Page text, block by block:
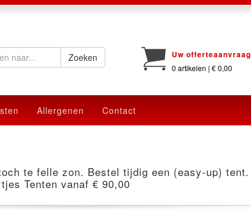
Uw offerteaanvraag
0 artikelen | € 0,00
Allergenen Contact
te felle zon. Bestel tijdig een (easy-up) tent.
Tenten vanaf € 90,00